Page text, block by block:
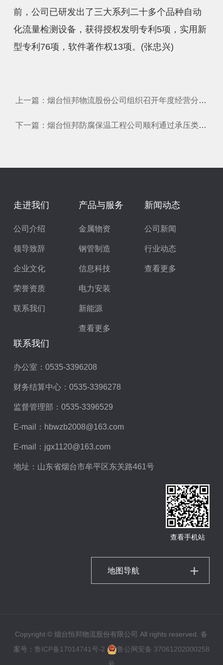
前，公司已研发出了三大系列二十多个品种自动
化流量检测设备，获得授权发明专利5项，实用新
型专利76项，软件著作权13项。(张忠兴)
上一篇：烟台恒邦物流股份公司组织召开年度经营分析会
下一篇：烟台恒邦防腐保温工程公司顺利通过承压类特种设备鉴定评审
走进我们
公司介绍
领导致辞
企业文化
荣誉资质
联系我们
产品与服务
金属物资
钢管制造
信息科技
电力安装
新能源
查看更多
新闻动态
公司新闻
行业动态
查看更多
联系我们
办公室： 0535-3396208
财务结算中心： 0535-3396278
监督管理部： 0535-3396529
E-mail： hbwzb2008@163.com
E-mail： jgx1120@163.com
地址：山东省烟台市牟平区东关路461号
查看手机站
地图导航
Copyright © 烟台恒邦物流股份有限公司 All rights reserved. 备
案号： 鲁ICP备17014741号-2
鲁公网安备 37061202000258